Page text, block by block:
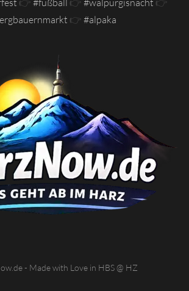
👉 #fußball 👉 #walpurgisnacht 👉
👉 #alpaka
- Made with Love in HBS @ HZ